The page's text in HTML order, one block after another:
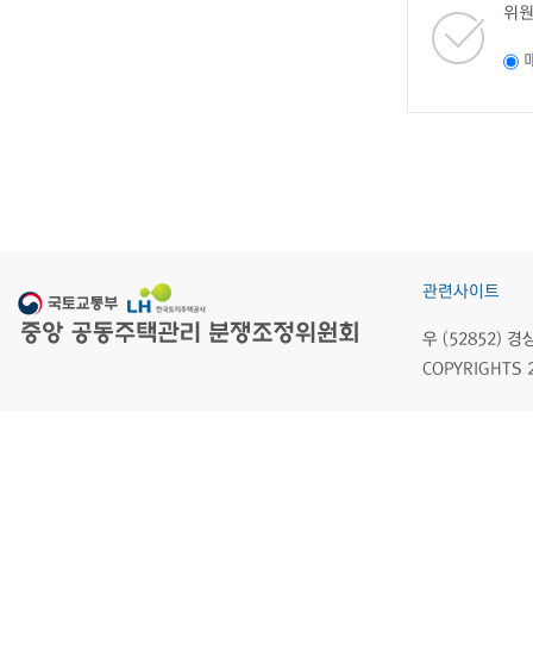
위
관련사이트
우 (52852) 경
COPYRIGHTS